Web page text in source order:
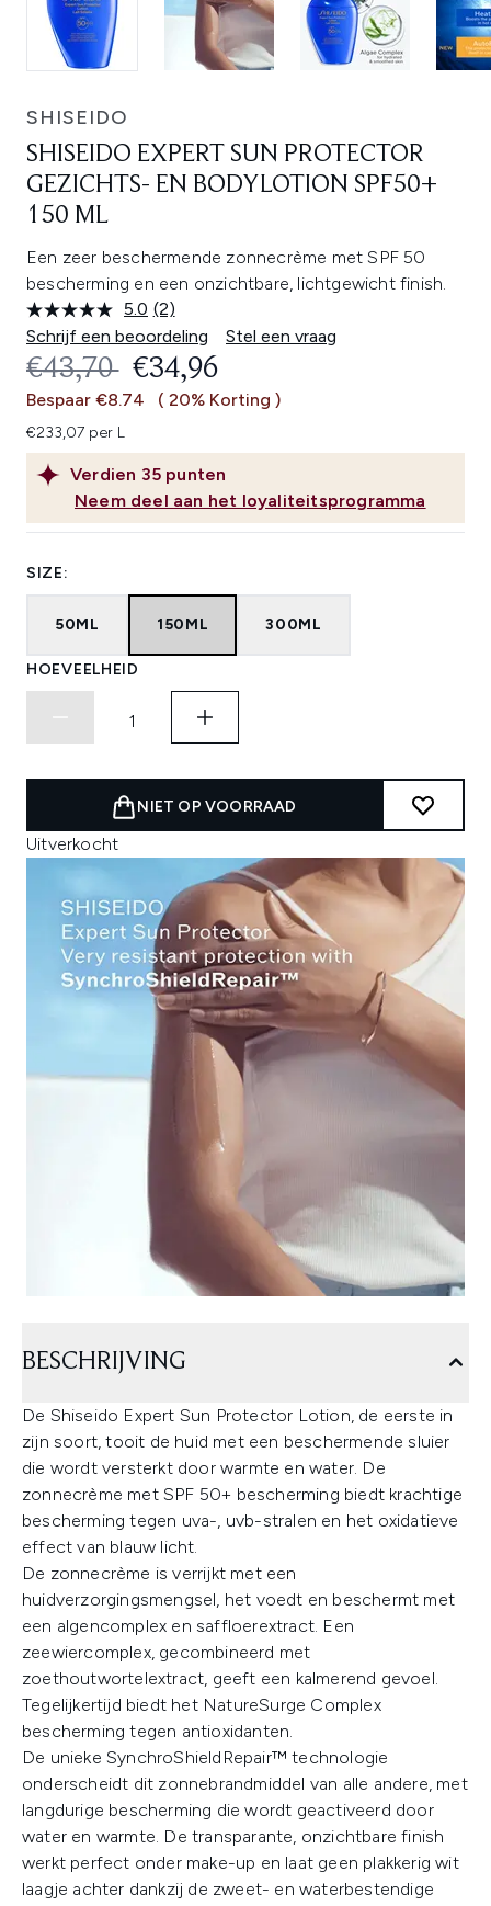
SHISEIDO
SHISEIDO EXPERT SUN PROTECTOR
GEZICHTS- EN BODYLOTION SPF50+
150 ML
Een zeer beschermende zonnecrème met SPF 50
bescherming en een onzichtbare, lichtgewicht finish.
5.0 Lees
2
beoordelingen.
Dezelfde
paginalink.
(2)
Schrijf een beoordeling
Stel een vraag
Verdien 35 punten
Neem deel aan het loyaliteitsprogramma
RECOMMENDED RETAIL PRICE:
€43,70 HUIDIGE PRIJS:
€34,96
Bespaar €8.74 ( 20% Korting )
€233,07 per L
SIZE:
50ML 150ML 300ML
HOEVEELHEID
NIET OP VOORRAAD
Uitverkocht
BESCHRIJVING
De Shiseido Expert Sun Protector Lotion, de eerste in
zijn soort, tooit de huid met een beschermende sluier
die wordt versterkt door warmte en water. De
zonnecrème met SPF 50+ bescherming biedt krachtige
bescherming tegen uva-, uvb-stralen en het oxidatieve
effect van blauw licht.
De zonnecrème is verrijkt met een
huidverzorgingsmengsel, het voedt en beschermt met
een algencomplex en saffloerextract. Een
zeewiercomplex, gecombineerd met
zoethoutwortelextract, geeft een kalmerend gevoel.
Tegelijkertijd biedt het NatureSurge Complex
bescherming tegen antioxidanten.
De unieke SynchroShieldRepair™ technologie
onderscheidt dit zonnebrandmiddel van alle andere, met
langdurige bescherming die wordt geactiveerd door
water en warmte. De transparante, onzichtbare finish
werkt perfect onder make-up en laat geen plakkerig wit
laagje achter dankzij de zweet- en waterbestendige